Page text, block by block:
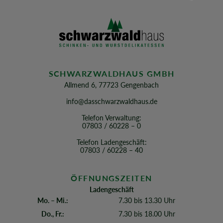
SCHWARZWALDHAUS GMBH
Allmend 6, 77723 Gengenbach
info@dasschwarzwaldhaus.de
Telefon Verwaltung:
07803 / 60228 – 0
Telefon Ladengeschäft:
07803 / 60228 – 40
ÖFFNUNGSZEITEN
Ladengeschäft
Mo. – Mi.:
7.30 bis 13.30 Uhr
Do., Fr.:
7.30 bis 18.00 Uhr